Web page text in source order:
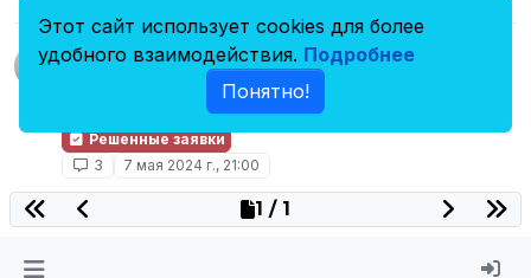
Заявка на снятие перманентной
Перенесена
Решенные
Решенные заявки
3
7 мая 2024 г., 21:00
1 / 1
Этот сайт использует cookies для более
удобного взаимодействия. Подробнее
Понятно!